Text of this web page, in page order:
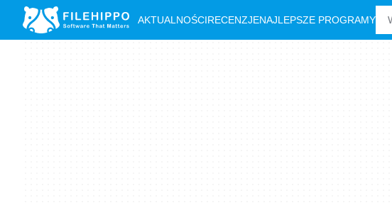
AKTUALNOŚCIRECENZJENAJLEPSZE PROGRAMY